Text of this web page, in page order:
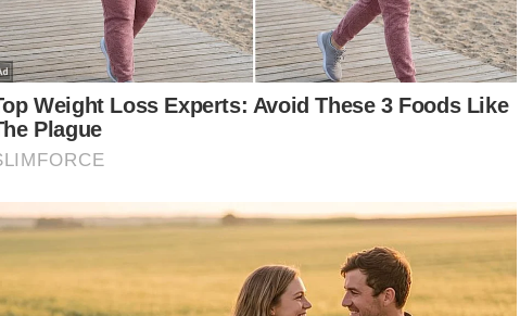
Sarawak
Rangka Manusia Purba
Universiti Florida Gua Niah